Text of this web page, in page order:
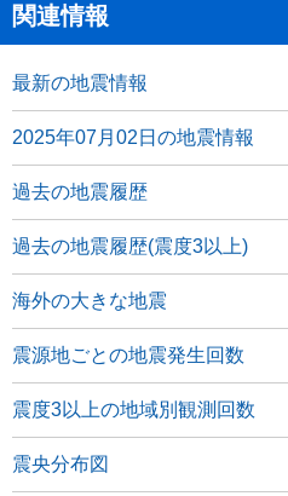
関連情報
最新の地震情報
2025年07月02日の地震情報
過去の地震履歴
過去の地震履歴(震度3以上)
海外の大きな地震
震源地ごとの地震発生回数
震度3以上の地域別観測回数
震央分布図